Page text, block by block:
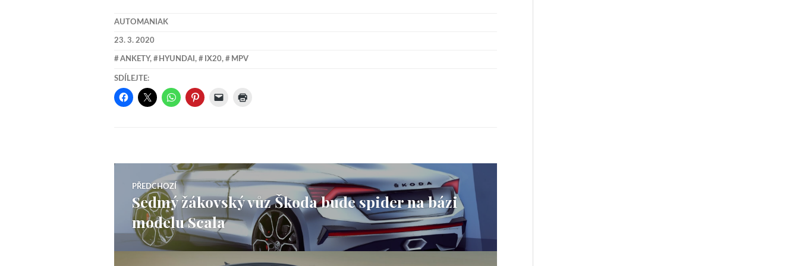
AUTOMANIAK
23. 3. 2020
ANKETY, HYUNDAI, IX20, MPV
SDÍLEJTE:
Navigace
pro
příspěvek
PŘEDCHOZÍ
Předchozí
příspěvek:
Sedmý žákovský vůz Škoda bude spider na bázi
modelu Scala